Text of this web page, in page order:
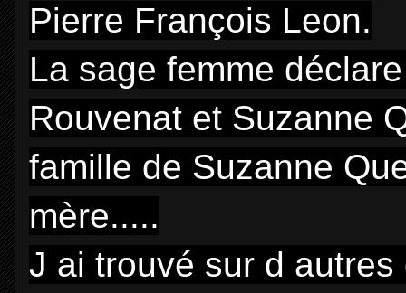
Pierre François Leon.
La sage femme
Rouvenat et Suzanne
famille de Suzanne
mère.....
J ai trouvé sur d